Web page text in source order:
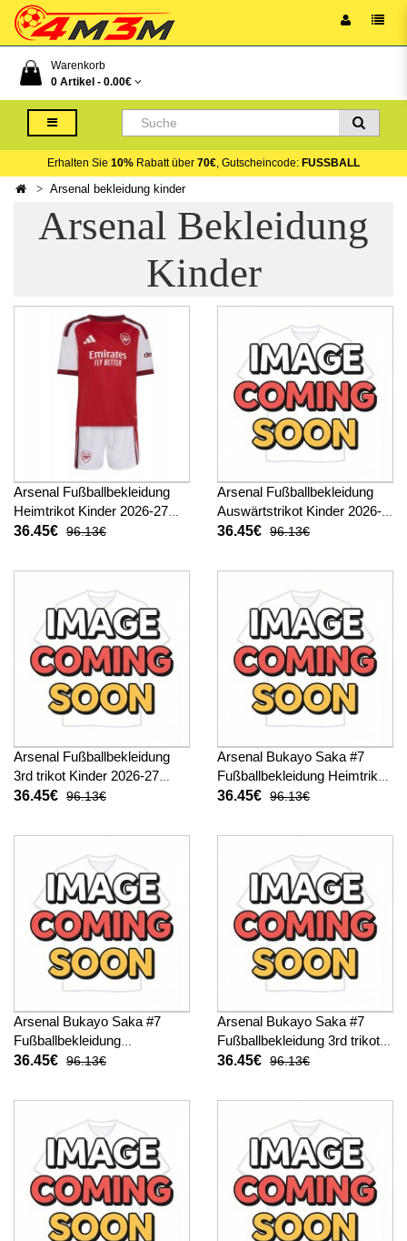
Warenkorb
0 Artikel - 0.00€
Erhalten Sie 10% Rabatt über 70€, Gutscheincode: FUSSBALL
Arsenal bekleidung kinder
Arsenal Bekleidung
Kinder
Arsenal Fußballbekleidung
Heimtrikot Kinder 2026-27
Kurzarm (+ kurze hosen)
36.45€ 96.13€
Arsenal Fußballbekleidung
Auswärtstrikot Kinder 2026-
27 Kurzarm (+ kurze hosen)
36.45€ 96.13€
Arsenal Fußballbekleidung
3rd trikot Kinder 2026-27
Kurzarm (+ kurze hosen)
36.45€ 96.13€
Arsenal Bukayo Saka #7
Fußballbekleidung Heimtrikot
Kinder 2026-27 Kurzarm (+
36.45€ 96.13€
Arsenal Bukayo Saka #7
Fußballbekleidung
Auswärtstrikot Kinder 2026-
36.45€ 96.13€
Arsenal Bukayo Saka #7
Fußballbekleidung 3rd trikot
Kinder 2026-27 Kurzarm (+
36.45€ 96.13€